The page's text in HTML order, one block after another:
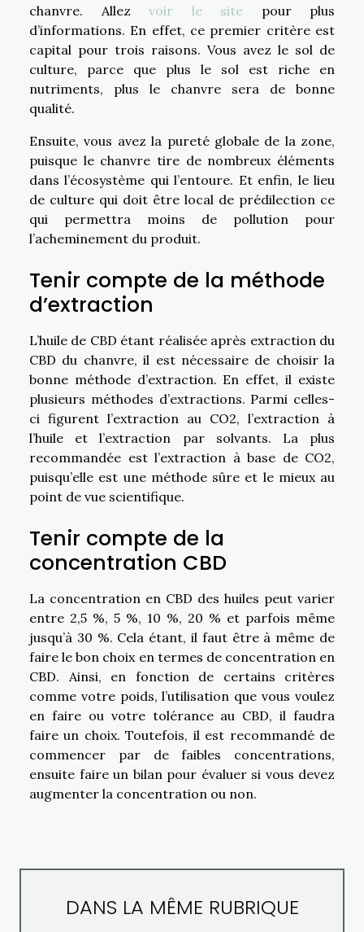
chanvre. Allez voir le site pour plus
d’informations. En effet, ce premier critère est
capital pour trois raisons. Vous avez le sol de
culture, parce que plus le sol est riche en
nutriments, plus le chanvre sera de bonne
qualité.
Ensuite, vous avez la pureté globale de la zone,
puisque le chanvre tire de nombreux éléments
dans l’écosystème qui l’entoure. Et enfin, le lieu
de culture qui doit être local de prédilection ce
qui permettra moins de pollution pour
l’acheminement du produit.
Tenir compte de la méthode
d’extraction
L’huile de CBD étant réalisée après extraction du
CBD du chanvre, il est nécessaire de choisir la
bonne méthode d’extraction. En effet, il existe
plusieurs méthodes d’extractions. Parmi celles-
ci figurent l’extraction au CO2, l’extraction à
l’huile et l’extraction par solvants. La plus
recommandée est l’extraction à base de CO2,
puisqu’elle est une méthode sûre et le mieux au
point de vue scientifique.
Tenir compte de la
concentration CBD
La concentration en CBD des huiles peut varier
entre 2,5 %, 5 %, 10 %, 20 % et parfois même
jusqu’à 30 %. Cela étant, il faut être à même de
faire le bon choix en termes de concentration en
CBD. Ainsi, en fonction de certains critères
comme votre poids, l’utilisation que vous voulez
en faire ou votre tolérance au CBD, il faudra
faire un choix. Toutefois, il est recommandé de
commencer par de faibles concentrations,
ensuite faire un bilan pour évaluer si vous devez
augmenter la concentration ou non.
DANS LA MÊME RUBRIQUE